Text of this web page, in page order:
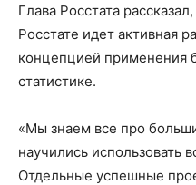
Глава Росстата
Росстате идет активная
концепцией применения
статистике.
«Мы знаем все про
научились использовать
Отдельные успешные